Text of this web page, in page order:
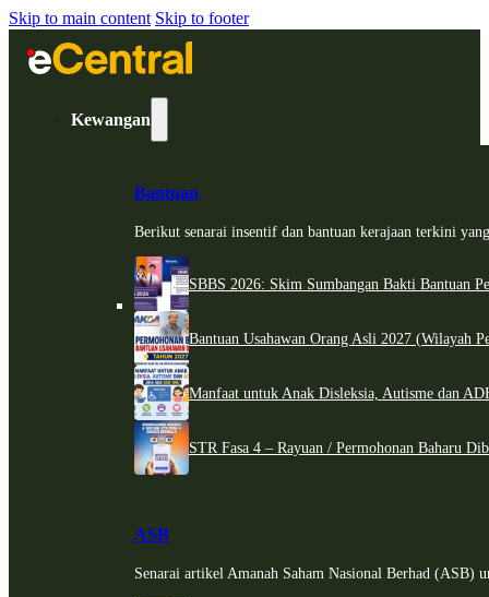
Skip to main content Skip to footer
Kewangan
Bantuan
Berikut senarai insentif dan bantuan kerajaan terkini
SBBS 2026: Skim Sumbangan Bakti Bantuan
Bantuan Usahawan Orang Asli 2027 (Wilayah
Manfaat untuk Anak Disleksia, Autisme dan
STR Fasa 4 – Rayuan / Permohonan Baharu
ASB
Senarai artikel Amanah Saham Nasional Berhad (ASB)